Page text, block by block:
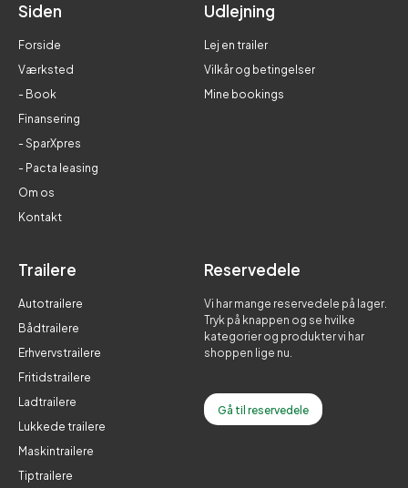
Siden
Forside
Værksted
- Book
Finansering
- SparXpres
- Pacta leasing
Om os
Kontakt
Udlejning
Lej en trailer
Vilkår og betingelser
Mine bookings
Trailere
Autotrailere
Bådtrailere
Erhvervstrailere
Fritidstrailere
Ladtrailere
Lukkede trailere
Maskintrailere
Tiptrailere
Reservedele
Vi har mange reservedele på lager.
Tryk på knappen og se hvilke
kategorier og produkter vi har
shoppen lige nu.
Gå til reservedele